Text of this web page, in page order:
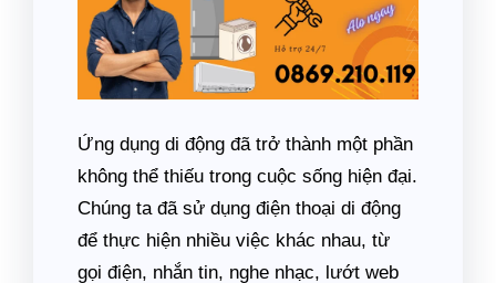
Ứng dụng di động đã trở thành một phần
không thể thiếu trong cuộc sống hiện đại.
Chúng ta đã sử dụng điện thoại di động
để thực hiện nhiều việc khác nhau, từ
gọi điện, nhắn tin, nghe nhạc, lướt web